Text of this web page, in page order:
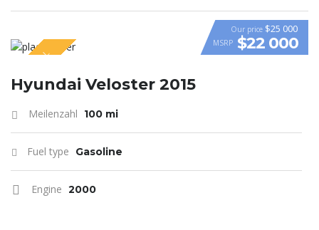
VIDEO
SPECIAL
Our price $25 000
MSRP $22 000
Hyundai Veloster 2015
Meilenzahl 100 mi
Fuel type Gasoline
Engine 2000